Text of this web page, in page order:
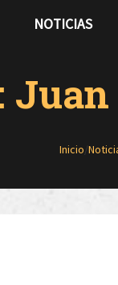
NOTICIAS
Inicio/